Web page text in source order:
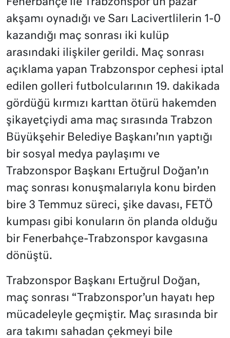
akşamı oynadığı ve Sarı Lacivertlilerin 1-0
kazandığı maç sonrası iki kulüp
arasındaki ilişkiler gerildi. Maç sonrası
açıklama yapan Trabzonspor cephesi iptal
edilen golleri futbolcularının 19. dakikada
gördüğü kırmızı karttan ötürü hakemden
şikayetçiydi ama maç sırasında Trabzon
Büyükşehir Belediye Başkanı’nın yaptığı
bir sosyal medya paylaşımı ve
Trabzonspor Başkanı Ertuğrul Doğan’ın
maç sonrası konuşmalarıyla konu birden
bire 3 Temmuz süreci, şike davası, FETÖ
kumpası gibi konuların ön planda olduğu
bir Fenerbahçe-Trabzonspor kavgasına
dönüştü.
Trabzonspor Başkanı Ertuğrul Doğan,
maç sonrası “Trabzonspor’un hayatı hep
mücadeleyle geçmiştir. Maç sırasında bir
ara takımı sahadan çekmeyi bile